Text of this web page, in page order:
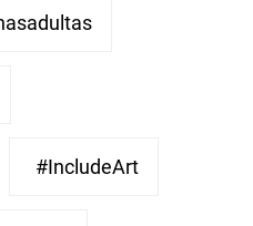
#IncludeArt